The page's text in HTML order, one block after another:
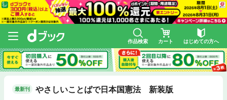
作品検索 カート はじめての方へ
最新刊 やさしいことばで日本国憲法 新装版